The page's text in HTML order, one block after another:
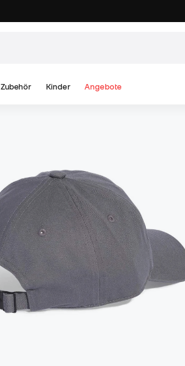
Zubehör Kinder Angebote